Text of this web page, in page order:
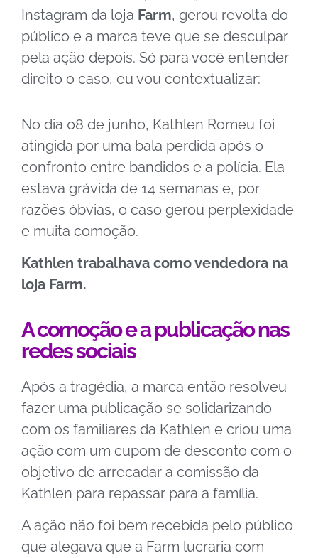
Instagram da loja Farm, gerou revolta do
público e a marca teve que se desculpar
pela ação depois. Só para você entender
direito o caso, eu vou contextualizar:
No dia 08 de junho, Kathlen Romeu foi
atingida por uma bala perdida após o
confronto entre bandidos e a polícia. Ela
estava grávida de 14 semanas e, por
razões óbvias, o caso gerou perplexidade
e muita comoção.
Kathlen trabalhava como vendedora na
loja Farm.
A comoção e a publicação nas
redes sociais
Após a tragédia, a marca então resolveu
fazer uma publicação se solidarizando
com os familiares da Kathlen e criou uma
ação com um cupom de desconto com o
objetivo de arrecadar a comissão da
Kathlen para repassar para a família.
A ação não foi bem recebida pelo público
que alegava que a Farm lucraria com